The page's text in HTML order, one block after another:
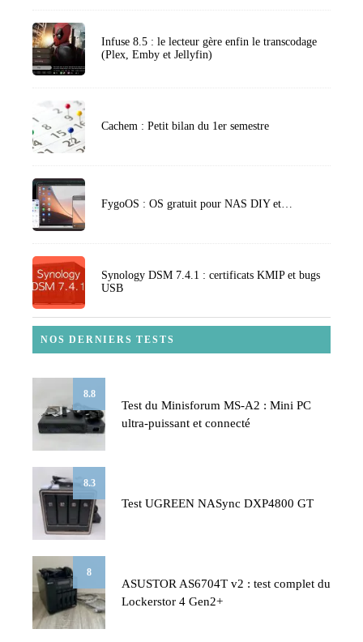
Infuse 8.5 : le lecteur gère enfin le transcodage
(Plex, Emby et Jellyfin)
Cachem : Petit bilan du 1er semestre
FygoOS : OS gratuit pour NAS DIY et…
Synology DSM 7.4.1 : certificats KMIP et bugs
USB
NOS DERNIERS TESTS
8.8
Test du Minisforum MS-A2 : Mini PC
ultra-puissant et connecté
8.3
Test UGREEN NASync DXP4800 GT
8
ASUSTOR AS6704T v2 : test complet du
Lockerstor 4 Gen2+